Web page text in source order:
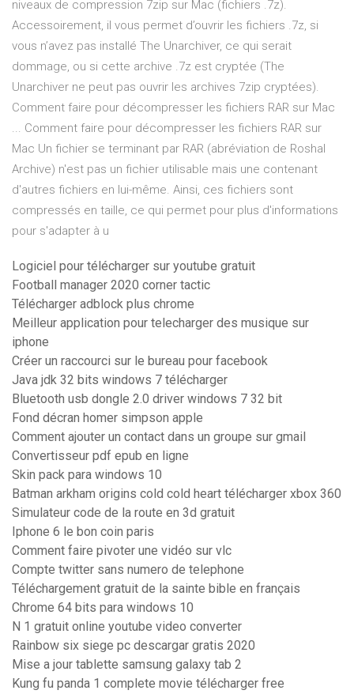
niveaux de compression 7zip sur Mac (fichiers .7z).
Accessoirement, il vous permet d’ouvrir les fichiers .7z, si
vous n’avez pas installé The Unarchiver, ce qui serait
dommage, ou si cette archive .7z est cryptée (The
Unarchiver ne peut pas ouvrir les archives 7zip cryptées).
Comment faire pour décompresser les fichiers RAR sur Mac
... Comment faire pour décompresser les fichiers RAR sur
Mac Un fichier se terminant par RAR (abréviation de Roshal
Archive) n'est pas un fichier utilisable mais une contenant
d'autres fichiers en lui-même. Ainsi, ces fichiers sont
compressés en taille, ce qui permet pour plus d'informations
pour s'adapter à u
Logiciel pour télécharger sur youtube gratuit
Football manager 2020 corner tactic
Télécharger adblock plus chrome
Meilleur application pour telecharger des musique sur
iphone
Créer un raccourci sur le bureau pour facebook
Java jdk 32 bits windows 7 télécharger
Bluetooth usb dongle 2.0 driver windows 7 32 bit
Fond décran homer simpson apple
Comment ajouter un contact dans un groupe sur gmail
Convertisseur pdf epub en ligne
Skin pack para windows 10
Batman arkham origins cold cold heart télécharger xbox 360
Simulateur code de la route en 3d gratuit
Iphone 6 le bon coin paris
Comment faire pivoter une vidéo sur vlc
Compte twitter sans numero de telephone
Téléchargement gratuit de la sainte bible en français
Chrome 64 bits para windows 10
N 1 gratuit online youtube video converter
Rainbow six siege pc descargar gratis 2020
Mise a jour tablette samsung galaxy tab 2
Kung fu panda 1 complete movie télécharger free